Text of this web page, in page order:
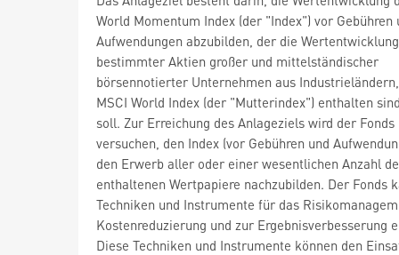
World Momentum Index (der "Index") vor Gebühren
Aufwendungen abzubilden, der die Wertentwicklung
bestimmter Aktien großer und mittelständischer
börsennotierter Unternehmen aus
MSCI World Index (der "Mutterindex") enthalten
soll. Zur Erreichung des Anlageziels wird der Fonds
versuchen, den Index (vor Gebühren und
den Erwerb aller oder einer wesentlichen Anzahl
enthaltenen Wertpapiere nachzubilden. Der Fonds
Techniken und Instrumente für das
Kostenreduzierung und zur Ergebnisverbesserung
Diese Techniken und Instrumente können den